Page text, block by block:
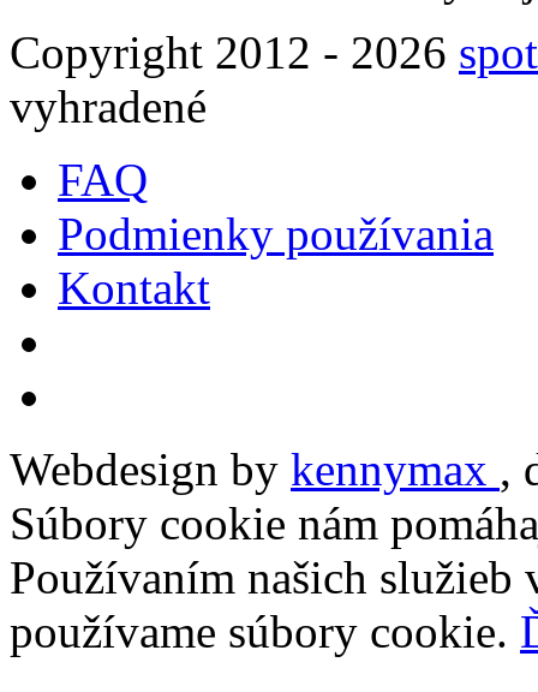
Copyright 2012 - 2026
vyhradené
FAQ
Podmienky používania
Kontakt
Webdesign by kennymax ,
Súbory cookie nám
Používaním našich služieb
používame súbory cookie.